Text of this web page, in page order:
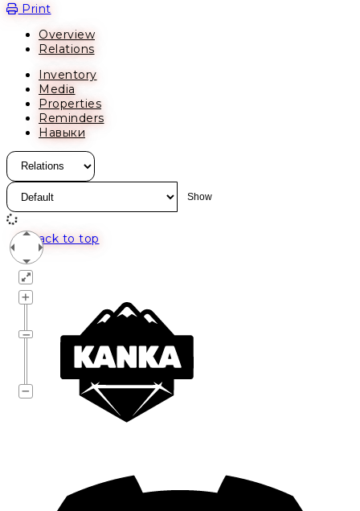
Print
Overview
Relations
Inventory
Media
Properties
Reminders
Навыки
Back to top